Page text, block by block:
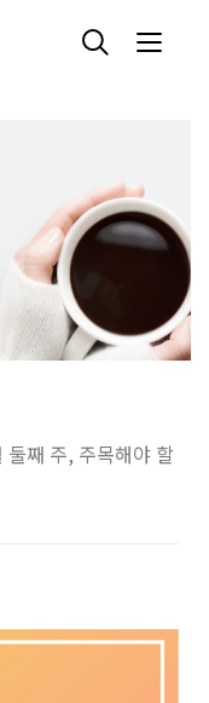
째 주, 주목해야 할